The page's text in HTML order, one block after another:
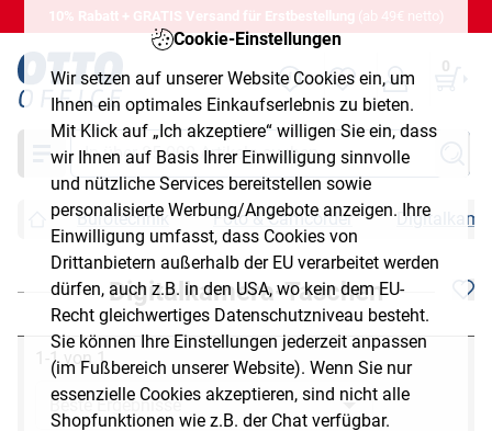
Cookie-Einstellungen
Wir setzen auf unserer Website Cookies ein, um
Ihnen ein optimales Einkaufserlebnis zu bieten.
Mit Klick auf „Ich akzeptiere“ willigen Sie ein, dass
wir Ihnen auf Basis Ihrer Einwilligung sinnvolle
und nützliche Services bereitstellen sowie
personalisierte Werbung/Angebote anzeigen. Ihre
Einwilligung umfasst, dass Cookies von
Drittanbietern außerhalb der EU verarbeitet werden
dürfen, auch z.B. in den USA, wo kein dem EU-
Recht gleichwertiges Datenschutzniveau besteht.
Sie können Ihre Einstellungen jederzeit anpassen
(im Fußbereich unserer Website). Wenn Sie nur
essenzielle Cookies akzeptieren, sind nicht alle
Shopfunktionen wie z.B. der Chat verfügbar.
10% Rabatt + GRATIS Versand für Erstbestellung (ab 49€ netto)
0
Suche
Bürotechnik Foto & Camcorder
Digitalkamera-Taschen
1-1 von 1